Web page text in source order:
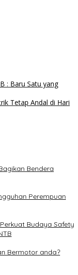
: Baru Satu yang
Tetap Andal di Hari
Bendera
Perempuan
Budaya Safety
Bermotor anda?